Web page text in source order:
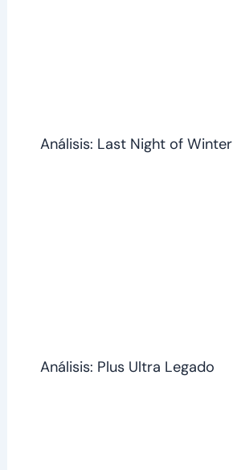
Análisis: Last Night of Winter
Análisis: Plus Ultra Legado